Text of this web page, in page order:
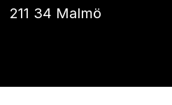
211 34 Malmö